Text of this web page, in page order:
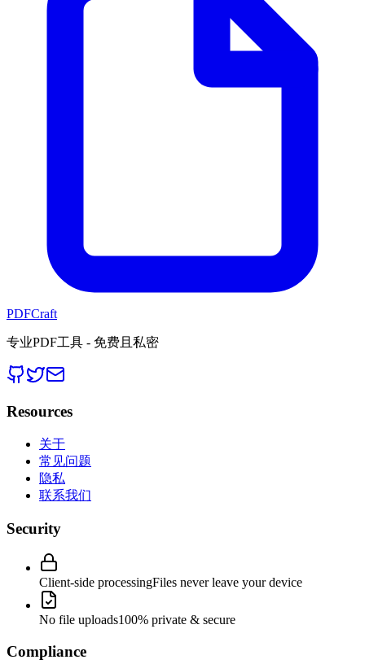
PDFCraft
专业PDF工具 - 免费且私密
Resources
关于
常见问题
隐私
联系我们
Security
Client-side processingFiles never leave your device
No file uploads100% private & secure
Compliance